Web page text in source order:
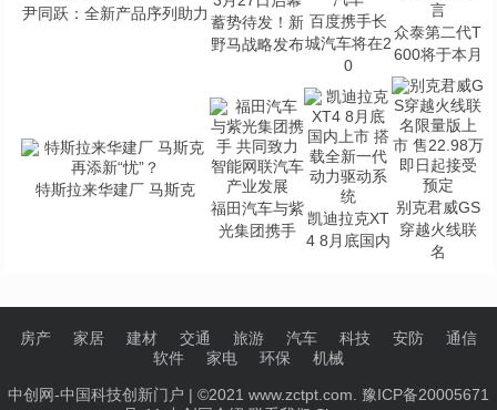
尹同跃：全新产品序列助力 蓄势待发！新
野马战略发布
百度携手长
城汽车将在2
0
众泰第二代T
600将于本月
特斯拉来华建厂 马斯克
福田汽车与紫
光集团携手
凯迪拉克XT
4 8月底国内
别克君威GS
穿越火线联
名
房产 家居 建材 交通 旅游 汽车 科技 安防
通信
软件
家电 环保 机械
中创网-中国科技创新门户 | ©2021 www.zctpt.com. 豫ICP备20005671